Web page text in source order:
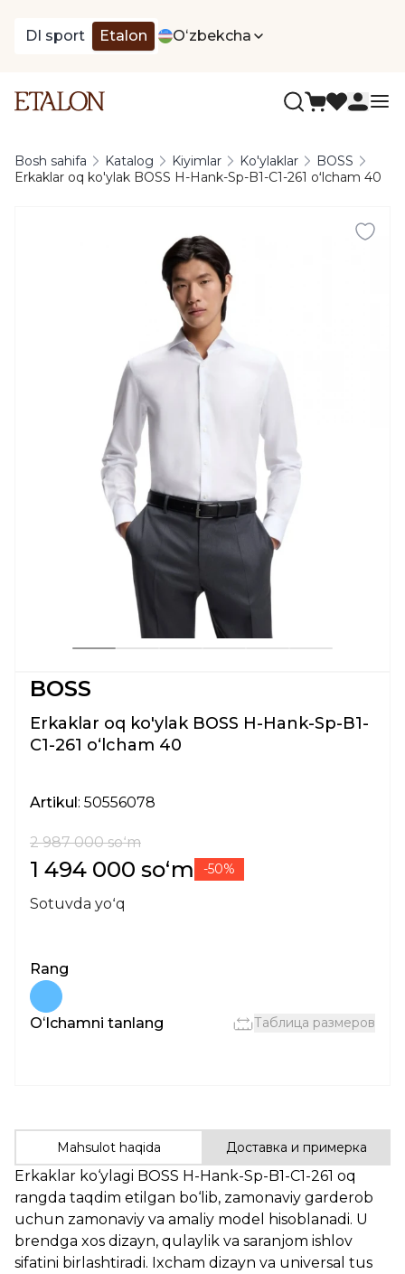
DI sport Etalon Oʻzbekcha
Bosh sahifa Katalog Kiyimlar Ko'ylaklar
BOSS
Erkaklar oq ko'ylak BOSS H-Hank-Sp-B1-C1-261 oʻlcham 40
BOSS
Erkaklar oq ko'ylak BOSS H-Hank-Sp-B1-
C1-261 oʻlcham 40
Artikul: 50556078
2 987 000 soʻm
1 494 000 soʻm -50%
Sotuvda yoʻq
Rang
Oʻlchamni tanlang Таблица размеров
Mahsulot haqida Доставка и примерка
Erkaklar ko‘ylagi BOSS H-Hank-Sp-B1-C1-261 oq
rangda taqdim etilgan bo‘lib, zamonaviy garderob
uchun zamonaviy va amaliy model hisoblanadi. U
brendga xos dizayn, qulaylik va saranjom ishlov
sifatini birlashtiradi. Ixcham dizayn va universal tus